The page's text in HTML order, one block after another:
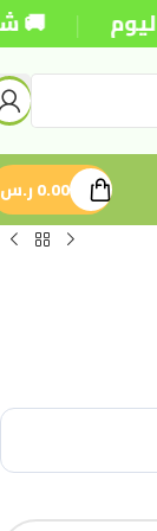
| 🚚 شحن
0.00ر.س